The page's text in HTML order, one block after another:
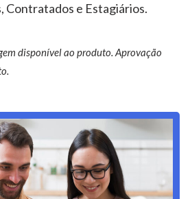
Contratados e Estagiários.
disponível ao produto. Aprovação